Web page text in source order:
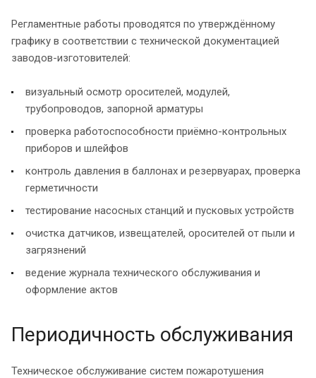
Регламентные работы проводятся по утверждённому
графику в соответствии с технической документацией
заводов-изготовителей:
визуальный осмотр оросителей, модулей,
трубопроводов, запорной арматуры
проверка работоспособности приёмно-контрольных
приборов и шлейфов
контроль давления в баллонах и резервуарах, проверка
герметичности
тестирование насосных станций и пусковых устройств
очистка датчиков, извещателей, оросителей от пыли и
загрязнений
ведение журнала технического обслуживания и
оформление актов
Периодичность обслуживания
Техническое обслуживание систем пожаротушения